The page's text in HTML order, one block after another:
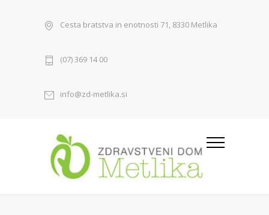
Cesta bratstva in enotnosti 71, 8330 Metlika
(07) 369 14 00
info@zd-metlika.si